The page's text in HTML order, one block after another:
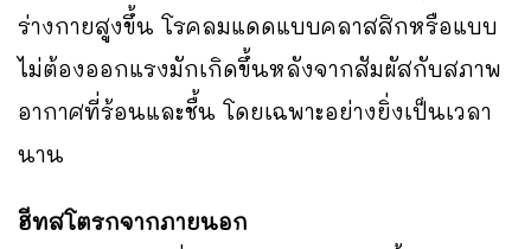
ร่างกายสูงขึ้น โรคลมแดดแบบคลาสสิกหรือแบบ
ไม่ต้องออกแรงมักเกิดขึ้นหลังจากสัมผัสกับสภาพ
อากาศที่ร้อนและชื้น โดยเฉพาะอย่างยิ่งเป็นเวลา
นาน
ฮีทสโตรกจากภายนอก